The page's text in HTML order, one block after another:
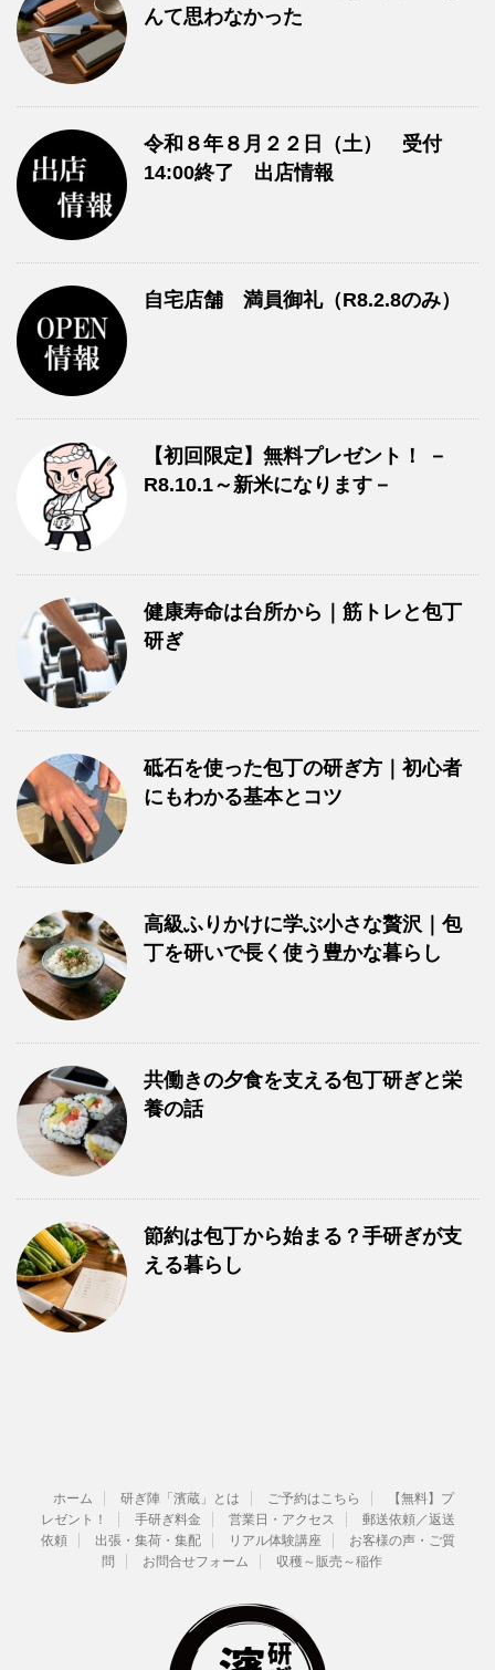
んて思わなかった
令和８年８月２２日（土） 受付
14:00終了 出店情報
自宅店舗 満員御礼（R8.2.8のみ）
【初回限定】無料プレゼント！ －
R8.10.1～新米になります－
健康寿命は台所から｜筋トレと包丁
研ぎ
砥石を使った包丁の研ぎ方｜初心者
にもわかる基本とコツ
高級ふりかけに学ぶ小さな贅沢｜包
丁を研いで長く使う豊かな暮らし
共働きの夕食を支える包丁研ぎと栄
養の話
節約は包丁から始まる？手研ぎが支
える暮らし
ホーム 研ぎ陣「濱蔵」とは ご予約はこちら
【無料】プ
レゼント！
手研ぎ料金 営業日・アクセス
郵送依頼／返送
依頼
出張・集荷・集配 リアル体験講座
お客様の声・ご質
問
お問合せフォーム 収穫～販売～稲作